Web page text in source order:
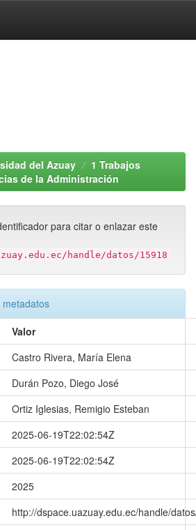
del Azuay
1 Trabajos
de la Administración
para citar o enlazar este
handle/datos/15918
Valor
Castro Rivera, María Elena
Durán Pozo, Diego José
Ortiz Iglesias, Remigio Esteban
2025-06-19T22:02:54Z
2025-06-19T22:02:54Z
2025
http://dspace.uazuay.edu.ec/handle/